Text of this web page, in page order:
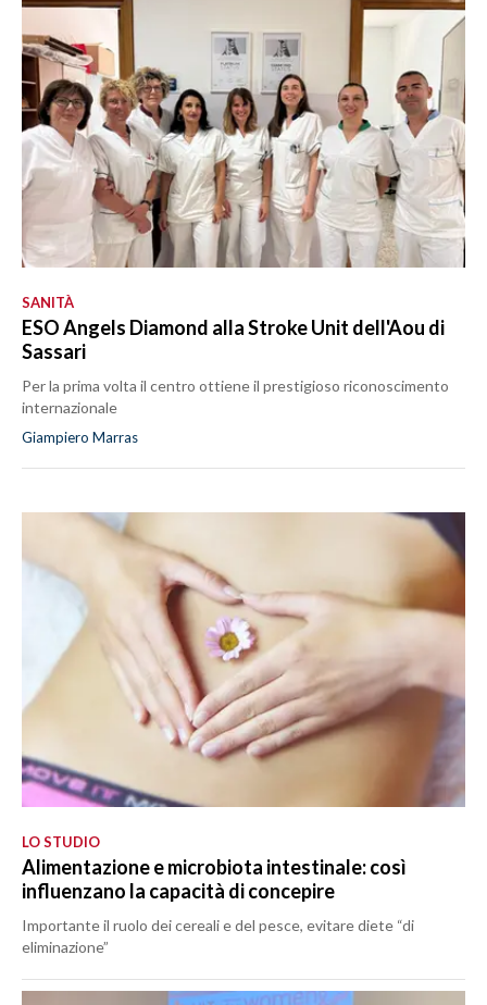
SANITÀ
ESO Angels Diamond alla Stroke Unit dell'Aou di
Sassari
Per la prima volta il centro ottiene il prestigioso riconoscimento
internazionale
Giampiero Marras
LO STUDIO
Alimentazione e microbiota intestinale: così
influenzano la capacità di concepire
Importante il ruolo dei cereali e del pesce, evitare diete “di
eliminazione”